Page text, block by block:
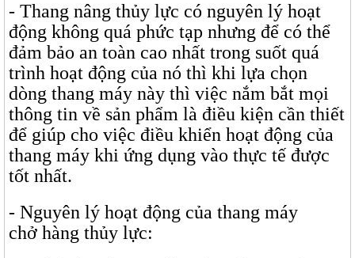
- Thang nâng thủy lực có nguyên lý hoạt
động không quá phức tạp nhưng để có thể
đảm bảo an toàn cao nhất trong suốt quá
trình hoạt động của nó thì khi lựa chọn
dòng thang máy này thì việc nắm bắt mọi
thông tin về sản phẩm là điều kiện cần thiết
để giúp cho việc điều khiển hoạt động của
thang máy khi ứng dụng vào thực tế được
tốt nhất.
- Nguyên lý hoạt động của thang máy
chở hàng thủy lực: